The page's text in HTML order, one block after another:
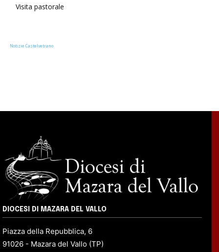
Visita pastorale
Notizie Castelvetrano
DIOCESI DI MAZARA DEL VALLO
Piazza della Repubblica, 6
91026 - Mazara del Vallo (TP)